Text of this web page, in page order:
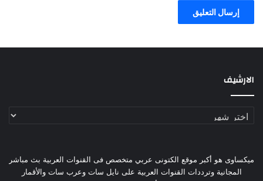
الارشيف
الارشيف
ميكساوى هو أكبر موقع الكتونى عربي متخصص فى القنوات العربية بث مباشر
المجانية وترددات القنوات العربية على نايل سات وعرب سات والأقمار